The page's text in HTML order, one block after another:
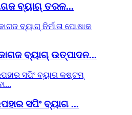
ବ୍ୟାଗ୍ ତରଳ...
ବ୍ୟାଗ୍ ଉତ୍ପାଦନ...
ସପିଂ ବ୍ୟାଗ ...